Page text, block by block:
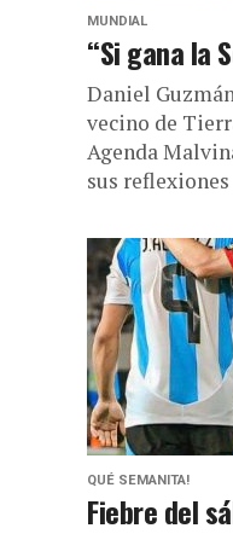
MUNDIAL
“Si gana la
Daniel
vecino de
Agenda
sus reflexiones
QUÉ SEMANITA!
Fiebre del